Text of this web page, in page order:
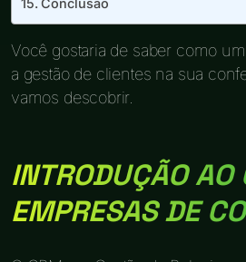
Você gostaria de saber como um
a gestão de clientes na sua
vamos descobrir.
INTRODUÇÃO AO
EMPRESAS DE